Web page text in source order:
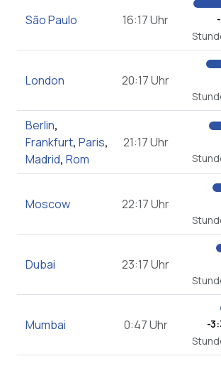
São Paulo 16:17 Uhr
London 20:17 Uhr
Berlin,
Frankfurt, Paris,
Madrid, Rom
21:17 Uhr
Moscow 22:17 Uhr
Dubai 23:17 Uhr
Mumbai 0:47 Uhr
-